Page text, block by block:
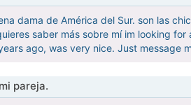
dama de América del Sur. son las
saber más sobre mí im looking
ago, was very nice. Just message
pareja.